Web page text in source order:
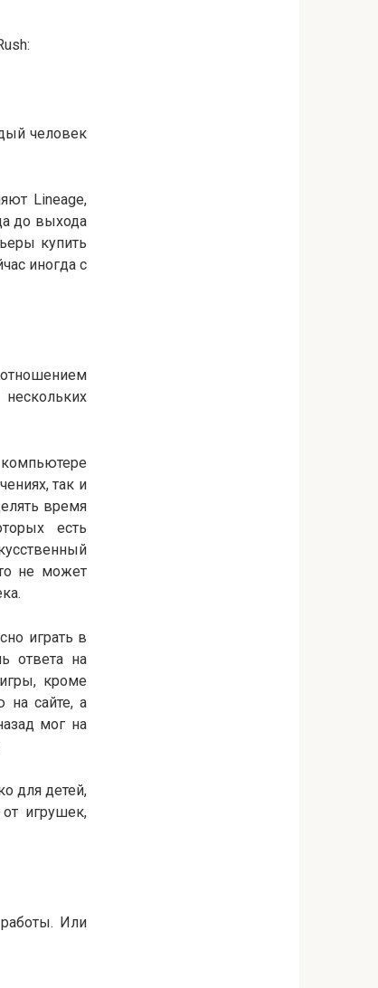
человек
Lineage,
до выхода
купить
иногда с
так и
время
есть
не может
играть в
ответа на
кроме
на сайте, а
мог на
для детей,
игрушек,
Или